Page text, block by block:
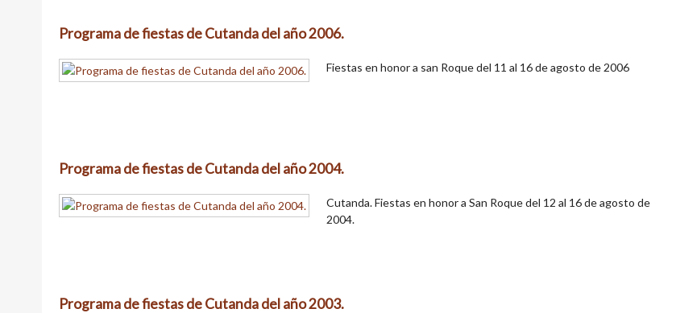
Programa de fiestas de Cutanda del año 2006.
Fiestas en honor a san Roque del 11 al 16 de agosto de 2006
Programa de fiestas de Cutanda del año 2004.
Cutanda. Fiestas en honor a San Roque del 12 al 16 de agosto de
2004.
Programa de fiestas de Cutanda del año 2003.